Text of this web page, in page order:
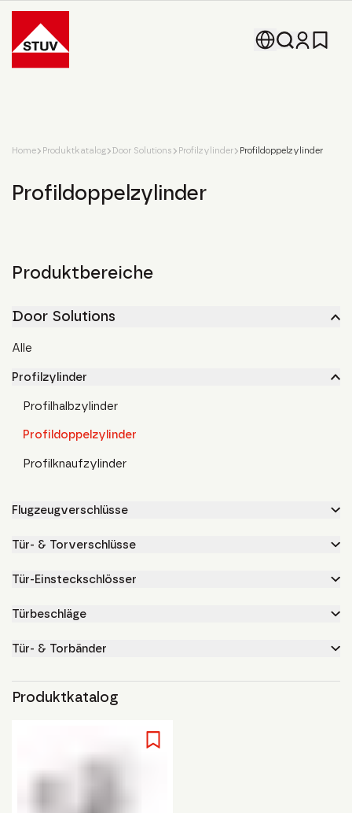
Go To the Homepage
Home Produktkatalog Door Solutions Profilzylinder Profildoppelzylinder
Profildoppelzylinder
Produktbereiche
Door Solutions
Alle
Profilzylinder
Profilhalbzylinder
Profildoppelzylinder
Profilknaufzylinder
Flugzeugverschlüsse
Tür- & Torverschlüsse
Tür-Einsteckschlösser
Türbeschläge
Tür- & Torbänder
Produktkatalog